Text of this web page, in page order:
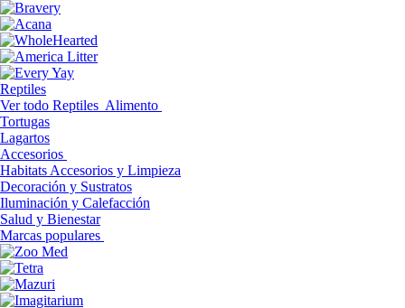
Reptiles
Ver todo Reptiles Alimento
Tortugas
Lagartos
Accesorios
Habitats Accesorios y Limpieza
Decoración y Sustratos
Iluminación y Calefacción
Salud y Bienestar
Marcas populares